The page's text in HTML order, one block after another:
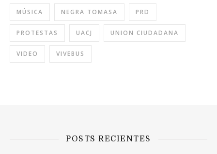
MÚSICA NEGRA TOMASA PRD
PROTESTAS UACJ UNION CIUDADANA
VIDEO VIVEBUS
POSTS RECIENTES